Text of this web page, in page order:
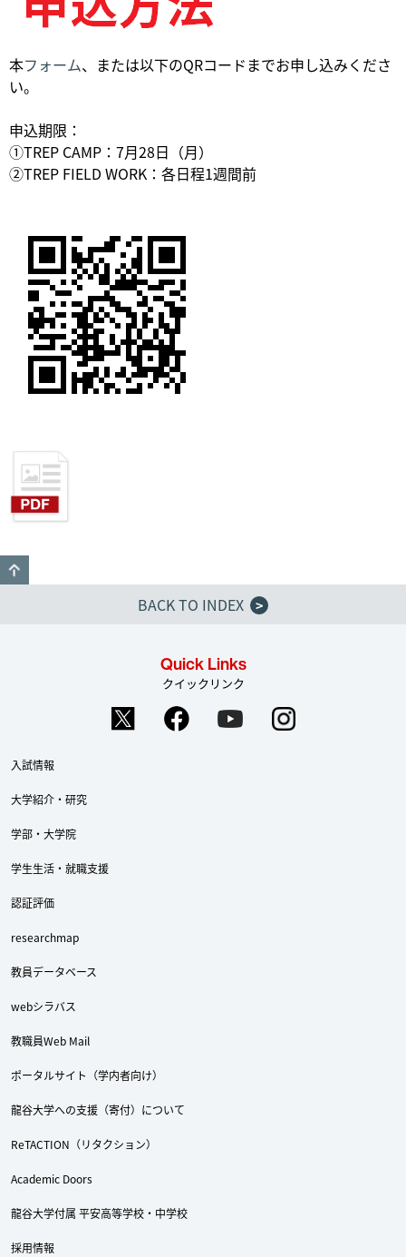
本フォーム、または以下のQRコードまでお申し込みくださ
い。
申込期限：
①TREP CAMP：7月28日（月）
②TREP FIELD WORK：各日程1週間前
BACK TO INDEX
>
Quick Links
クイックリンク
入試情報
大学紹介・研究
学部・大学院
学生生活・就職支援
認証評価
researchmap
教員データベース
webシラバス
教職員Web Mail
ポータルサイト（学内者向け）
龍谷大学への支援（寄付）について
ReTACTION（リタクション）
Academic Doors
龍谷大学付属 平安高等学校・中学校
採用情報